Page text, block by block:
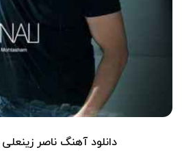
دانلود آهنگ ناصر زینعلی